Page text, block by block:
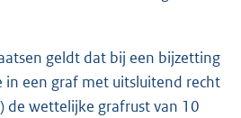
geldt dat bij een bijzetting
in een graf met uitsluitend recht
de wettelijke grafrust van 10